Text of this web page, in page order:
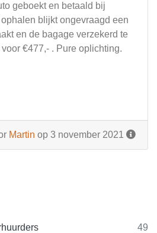
49
geboekt en betaald bij
blijkt ongevraagd een
en de bagage verzekerd te
€477,- . Pure oplichting.
Martin op 3 november 2021